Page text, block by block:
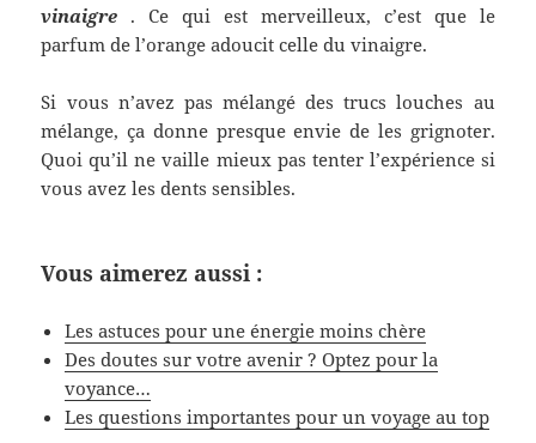
vinaigre . Ce qui est merveilleux, c’est que le
parfum de l’orange adoucit celle du vinaigre.
Si vous n’avez pas mélangé des trucs louches au
mélange, ça donne presque envie de les grignoter.
Quoi qu’il ne vaille mieux pas tenter l’expérience si
vous avez les dents sensibles.
Vous aimerez aussi :
Les astuces pour une énergie moins chère
Des doutes sur votre avenir ? Optez pour la
voyance…
Les questions importantes pour un voyage au top